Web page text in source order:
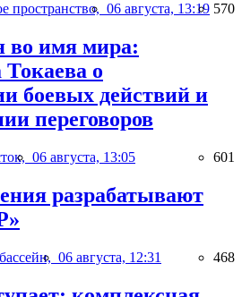
пространство, 06 августа, 13:19 570
во имя мира:
о
боевых действий и
переговоров
06 августа, 13:05 601
разрабатывают
06 августа, 12:31 468